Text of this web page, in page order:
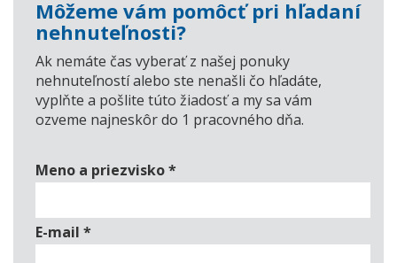
Môžeme vám pomôcť pri hľadaní
nehnuteľnosti?
Ak nemáte čas vyberať z našej ponuky
nehnuteľností alebo ste nenašli čo hľadáte,
vyplňte a pošlite túto žiadosť a my sa vám
ozveme najneskôr do 1 pracovného dňa.
Meno a priezvisko*
E-mail *